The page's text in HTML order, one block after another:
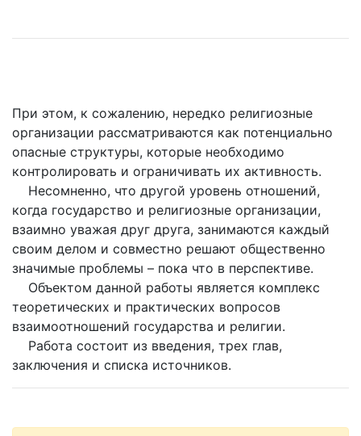
При этом, к сожалению, нередко религиозные
организации рассматриваются как потенциально
опасные структуры, которые необходимо
контролировать и ограничивать их активность.
Несомненно, что другой уровень отношений,
когда государство и религиозные организации,
взаимно уважая друг друга, занимаются каждый
своим делом и совместно решают общественно
значимые проблемы – пока что в перспективе.
Объектом данной работы является комплекс
теоретических и практических вопросов
взаимоотношений государства и религии.
Работа состоит из введения, трех глав,
заключения и списка источников.